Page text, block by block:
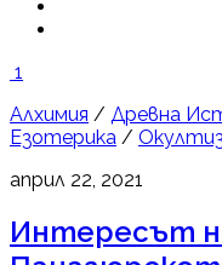
1
Алхимия / Древна
Езотерика /
април 22, 2021
Интересът